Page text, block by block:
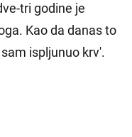
tri godine je
Kao da danas to
ispljunuo krv'.